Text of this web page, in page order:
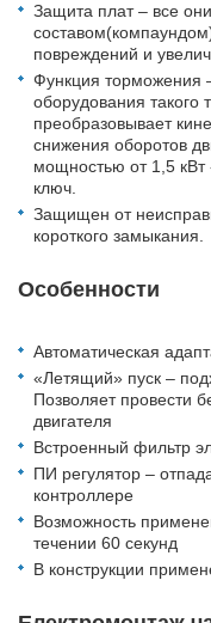
Защита плат – все
повреждений и
Функция торможения
оборудования такого
преобразовывает
снижения оборотов
мощностью от 1,5
ключ.
Защищен от
короткого замыкания.
Особенности
Автоматическая
«Летящий» пуск –
Позволяет провести
двигателя
Встроенный фильтр
ПИ регулятор –
контроллере
Возможность
течении 60 секунд
В конструкции